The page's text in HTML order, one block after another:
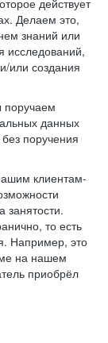
действует
Делаем это,
знаний или
исследований,
или создания
поручаем
данных
поручения
клиентам-
занятости.
то есть
Например, это
на нашем
приобрёл